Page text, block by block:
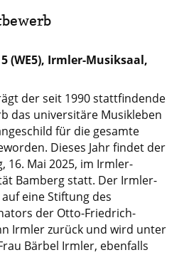
(WE5), Irmler-Musiksaal,
der seit 1990 stattfindende
das universitäre Musikleben
für die gesamte
Dieses Jahr findet der
16. Mai 2025, im Irmler-
Bamberg statt. Der Irmler-
eine Stiftung des
der Otto-Friedrich-
Irmler zurück und wird unter
Bärbel Irmler, ebenfalls